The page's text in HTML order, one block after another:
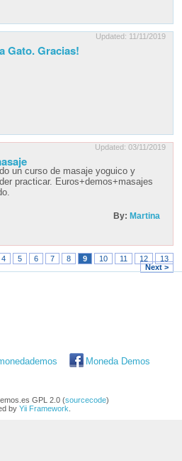
Updated: 11/11/2019
Gato. Gracias!
Updated: 03/11/2019
un curso de masaje yoguico y
practicar. Euros+demos+masajes
By: Martina
4 5 6 7 8 9 10 11 12
13
Next >
Moneda Demos
GPL 2.0 (sourcecode)
by Yii Framework